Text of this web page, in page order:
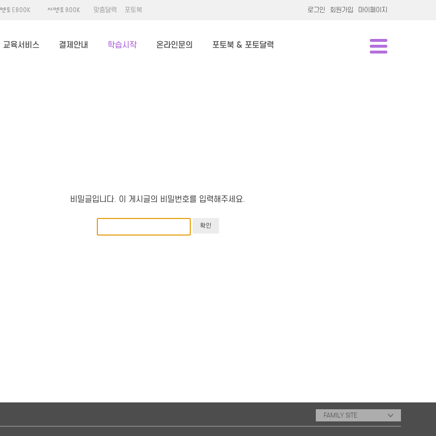
맞춤달력 포토북 로그인 회원가입 마이페이지
교육서비스 결제안내 학습시작 온라인문의 포토북 & 포토달력
비밀글입니다. 이 게시글의 비밀번호를 입력해주세요.
FAMILY SITE